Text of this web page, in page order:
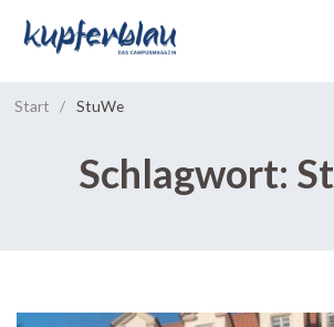
Start / StuWe
Schlagwort: